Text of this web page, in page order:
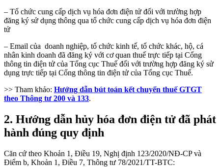
– Tổ chức cung cấp dịch vụ hóa đơn điện tử đối với trường hợp
đăng ký sử dụng thông qua tổ chức cung cấp dịch vụ hóa đơn điện
tử
– Email của doanh nghiệp, tổ chức kinh tế, tổ chức khác, hộ, cá
nhân kinh doanh đã đăng ký với cơ quan thuế trực tiếp tại Cổng
thông tin điện tử của Tổng cục Thuế đối với trường hợp đăng ký sử
dụng trực tiếp tại Cổng thông tin điện tử của Tổng cục Thuế.
>> Tham khảo: Hướng dẫn bút toán kết chuyển thuế GTGT
theo Thông tư 200 và 133.
2. Hướng dẫn hủy hóa đơn điện tử đã phát
hành đúng quy định
Căn cứ theo Khoản 1, Điều 19, Nghị định 123/2020/NĐ-CP và
Điểm b, Khoản 1, Điều 7, Thông tư 78/2021/TT-BTC: